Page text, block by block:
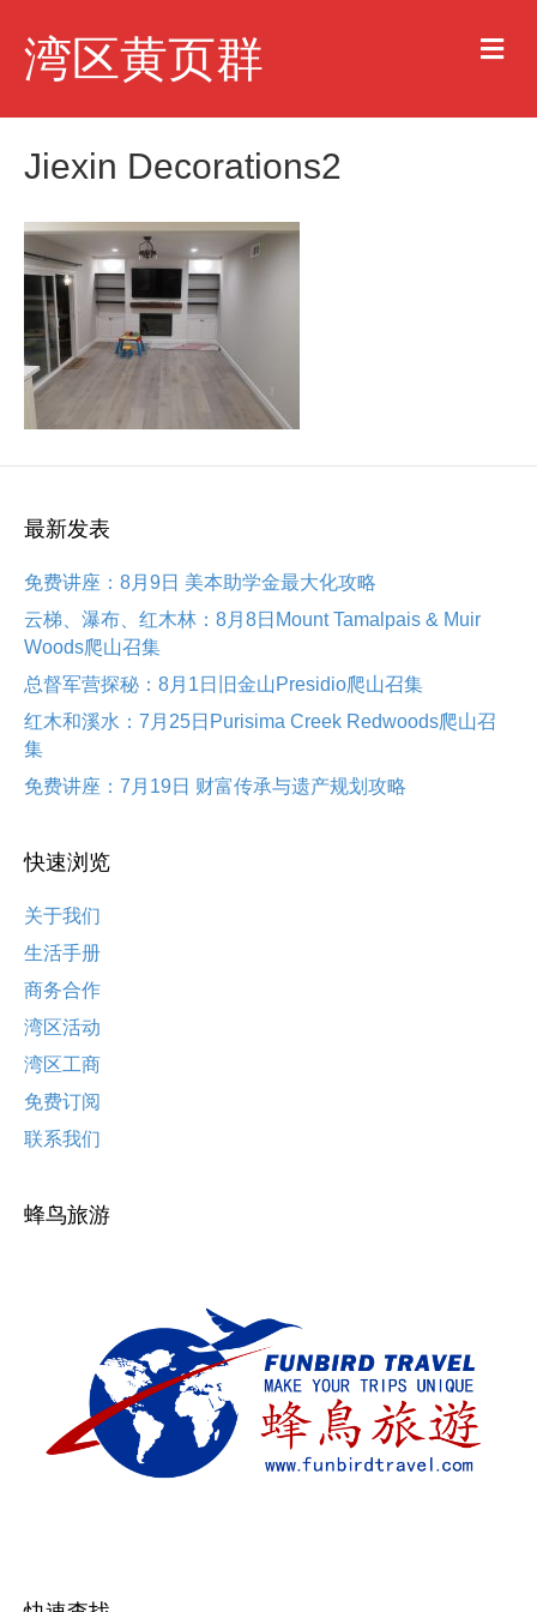
湾区黄页群 M
e
u
Jiexin Decorations2
最新发表
免费讲座：8月9日 美本助学金最大化攻略
云梯、瀑布、红木林：8月8日Mount Tamalpais & Muir
Woods爬山召集
总督军营探秘：8月1日旧金山Presidio爬山召集
红木和溪水：7月25日Purisima Creek Redwoods爬山召
集
免费讲座：7月19日 财富传承与遗产规划攻略
快速浏览
关于我们
生活手册
商务合作
湾区活动
湾区工商
免费订阅
联系我们
蜂鸟旅游